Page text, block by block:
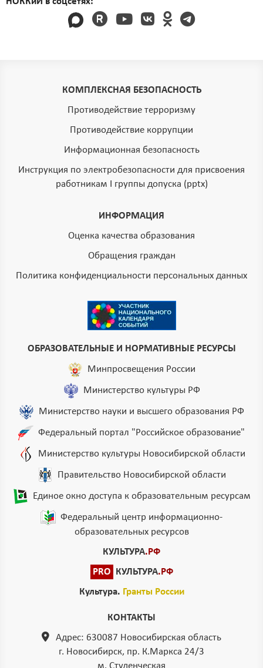
КОМПЛЕКСНАЯ БЕЗОПАСНОСТЬ
Противодействие терроризму
Противодействие коррупции
Информационная безопасность
Инструкция по электробезопасности для присвоения
работникам I группы допуска (pptx)
ИНФОРМАЦИЯ
Оценка качества образования
Обращения граждан
Политика конфиденциальности персональных данных
ОБРАЗОВАТЕЛЬНЫЕ И НОРМАТИВНЫЕ РЕСУРСЫ
Минпросвещения России
Министерство культуры РФ
Министерство науки и высшего образования РФ
Федеральный портал "Российское образование"
Министерство культуры Новосибирской области
Правительство Новосибирской области
Единое окно доступа к образовательным ресурсам
Федеральный центр информационно-
образовательных ресурсов
КУЛЬТУРА.РФ
PRO
КУЛЬТУРА.РФ
Культура. Гранты России
КОНТАКТЫ
Адрес: 630087 Новосибирская область
г. Новосибирск, пр. К.Маркса 24/3
м. Студенческая